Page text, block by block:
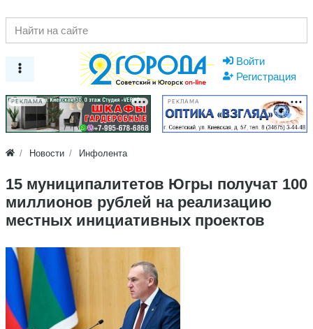
Войти
Регистрация
РЕКЛАМА РЕКЛАМА
Новости Инфолента
15 муниципалитетов Югры получат 100
миллионов рублей на реализацию
местных инициативных проектов